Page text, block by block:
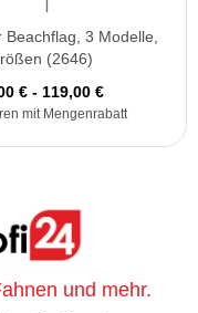
Beachflag, 3 Modelle,
(2646)
€ - 119,00 €
mit Mengenrabatt
und mehr.